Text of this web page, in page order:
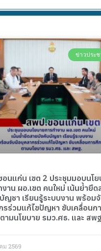
ข่าวประ
นแก่น เขต 2 ประชุมมอบนโย
งาน ผอ.เขต คนใหม่ เน้นย้ำยึด
ญชา เรียนรู้ระบบงาน พร้อม
รร่วมแก้ไขปัญหา ขับเคลื่อนก
ามนโยบาย รมว.ศธ. และ สพ
ม 2569